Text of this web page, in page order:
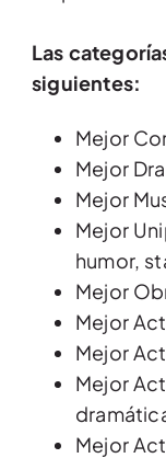
Las
siguientes:
Mejor
Mejor
Mejor
Mejor
humor,
Mejor
Mejor
Mejor
Mejor
Mejor